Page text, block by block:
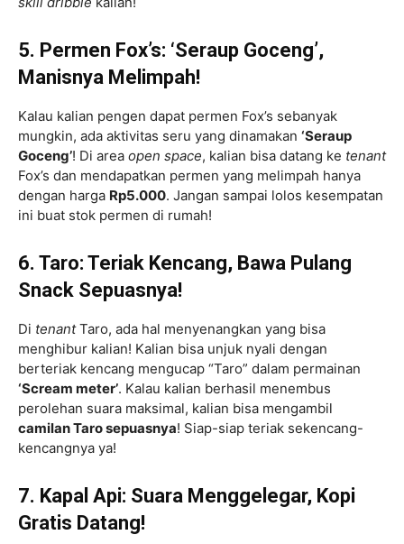
5. Permen Fox’s: ‘Seraup Goceng’,
Manisnya Melimpah!
Kalau kalian pengen dapat permen Fox’s sebanyak
mungkin, ada aktivitas seru yang dinamakan ‘Seraup
Goceng’! Di area open space, kalian bisa datang ke tenant
Fox’s dan mendapatkan permen yang melimpah hanya
dengan harga Rp5.000. Jangan sampai lolos kesempatan
ini buat stok permen di rumah!
6. Taro: Teriak Kencang, Bawa Pulang
Snack Sepuasnya!
Di tenantTaro, ada hal menyenangkan yang bisa
menghibur kalian! Kalian bisa unjuk nyali dengan
berteriak kencang mengucap “Taro” dalam permainan
‘Scream meter’. Kalau kalian berhasil menembus
perolehan suara maksimal, kalian bisa mengambil
camilan Taro sepuasnya! Siap-siap teriak sekencang-
kencangnya ya!
7. Kapal Api: Suara Menggelegar, Kopi
Gratis Datang!